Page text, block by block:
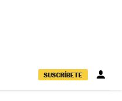
SUSCRÍBETE